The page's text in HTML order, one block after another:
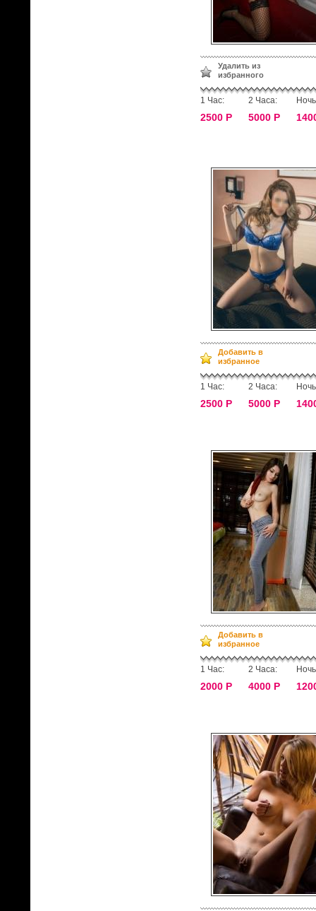
Удалить из
избранного
1 Час:
2500 Р
2 Часа:
5000 Р
Добавить в
избранное
1 Час:
2500 Р
2 Часа:
5000 Р
Добавить в
избранное
1 Час:
2000 Р
2 Часа:
4000 Р